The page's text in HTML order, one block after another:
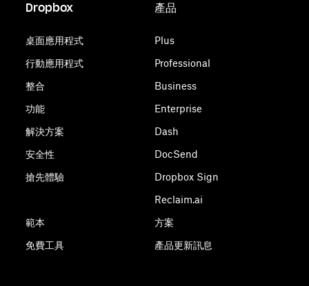
Dropbox
桌面應用程式
行動應用程式
整合
功能
解決方案
安全性
搶先體驗
範本
免費工具
產品
Plus
Professional
Business
Enterprise
Dash
DocSend
Dropbox Sign
Reclaim.ai
方案
產品更新訊息